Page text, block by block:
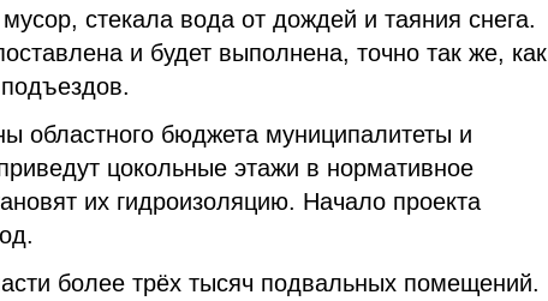
стекала вода от дождей и таяния снега.
и будет выполнена, точно так же, как
областного бюджета муниципалитеты и
цокольные этажи в нормативное
их гидроизоляцию. Начало проекта
более трёх тысяч подвальных помещений.